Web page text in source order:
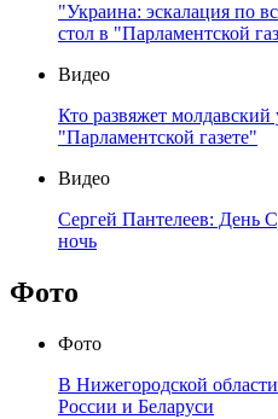
"Украина: эскалация по
стол в "Парламентской
Видео
Кто развяжет молдавский
"Парламентской газете"
Видео
Сергей Пантелеев: День
ночь
Фото
Фото
В Нижегородской
России и Беларуси